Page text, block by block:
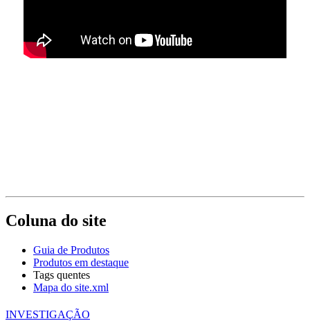
Coluna do site
Guia de Produtos
Produtos em destaque
Tags quentes
Mapa do site.xml
INVESTIGAÇÃO